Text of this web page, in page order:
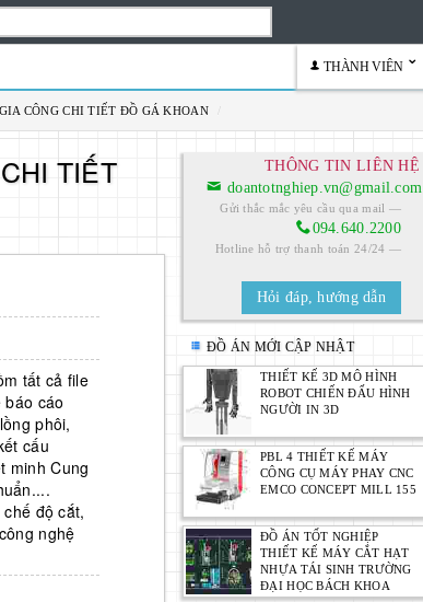
THÀNH VIÊN
CÔNG CHI TIẾT ĐỒ GÁ KHOAN
TIẾT
tất cả file
báo cáo
phôi,
cấu
minh Cung
độ cắt,
nghệ
THÔNG TIN LIÊN HỆ
doantotnghiep.vn@gmail.com
Gửi thắc mắc yêu cầu qua mail
094.640.2200
Hotline hỗ trợ thanh toán 24/24
Hỏi đáp, hướng dẫn
ĐỒ ÁN MỚI CẬP NHẬT
THIẾT KẾ 3D MÔ HÌNH
ROBOT CHIẾN ĐẤU HÌNH
NGƯỜI IN 3D
PBL 4 THIẾT KẾ MÁY
CÔNG CỤ MÁY PHAY CNC
EMCO CONCEPT MILL 155
ĐỒ ÁN TỐT NGHIỆP
THIẾT KẾ MÁY CẮT HẠT
NHỰA TÁI SINH TRƯỜNG
ĐẠI HỌC BÁCH KHOA